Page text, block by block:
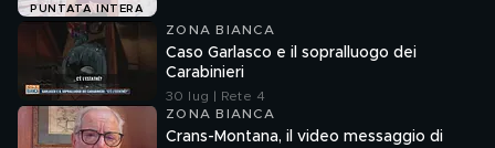
PUNTATA INTERA
ZONA BIANCA
Caso Garlasco e il sopralluogo dei
Carabinieri
30 lug | Rete 4
ZONA BIANCA
Crans-Montana, il video messaggio di